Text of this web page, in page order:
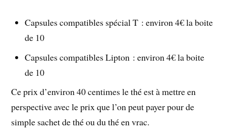
Capsules compatibles spécial T : environ 4€ la boite
de 10
Capsules compatibles Lipton : environ 4€ la boite
de 10
Ce prix d’environ 40 centimes le thé est à mettre en
perspective avec le prix que l’on peut payer pour de
simple sachet de thé ou du thé en vrac.